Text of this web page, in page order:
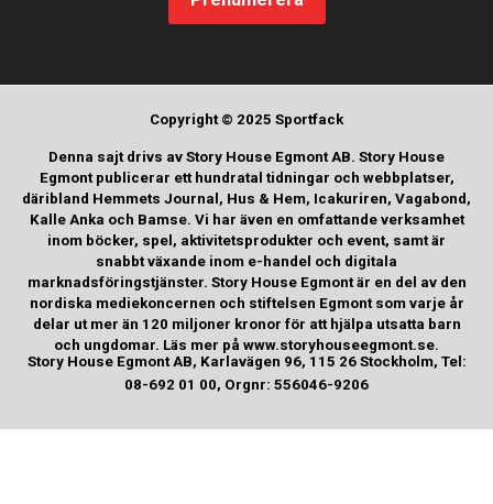
Copyright © 2025 Sportfack
Denna sajt drivs av Story House Egmont AB. Story House
Egmont publicerar ett hundratal tidningar och webbplatser,
däribland Hemmets Journal, Hus & Hem, Icakuriren, Vagabond,
Kalle Anka och Bamse. Vi har även en omfattande verksamhet
inom böcker, spel, aktivitetsprodukter och event, samt är
snabbt växande inom e-handel och digitala
marknadsföringstjänster. Story House Egmont är en del av den
nordiska mediekoncernen och stiftelsen Egmont som varje år
delar ut mer än 120 miljoner kronor för att hjälpa utsatta barn
och ungdomar. Läs mer på www.storyhouseegmont.se.
Story House Egmont AB, Karlavägen 96, 115 26 Stockholm, Tel:
08-692 01 00, Orgnr: 556046-9206